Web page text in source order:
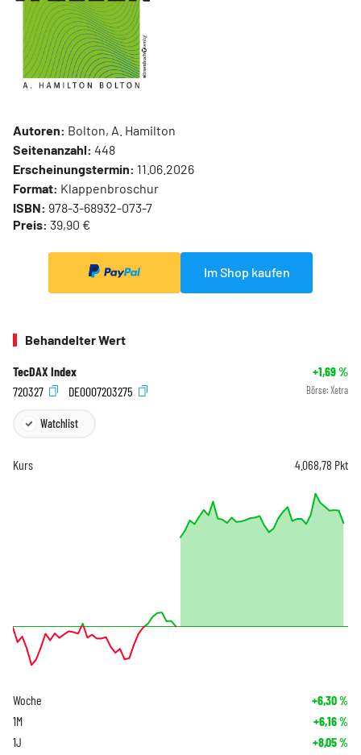
Autoren: Bolton, A. Hamilton
Seitenanzahl: 448
Erscheinungstermin: 11.06.2026
Format: Klappenbroschur
ISBN: 978-3-68932-073-7
Preis: 39,90 €
Im Shop kaufen
Behandelter Wert
TecDAX Index +1,69%
720327
DE0007203275 Börse: Xetra
Watchlist
Kurs 4.068,78 Pkt
Woche +6,30%
1M +6,16%
1J +8,05%